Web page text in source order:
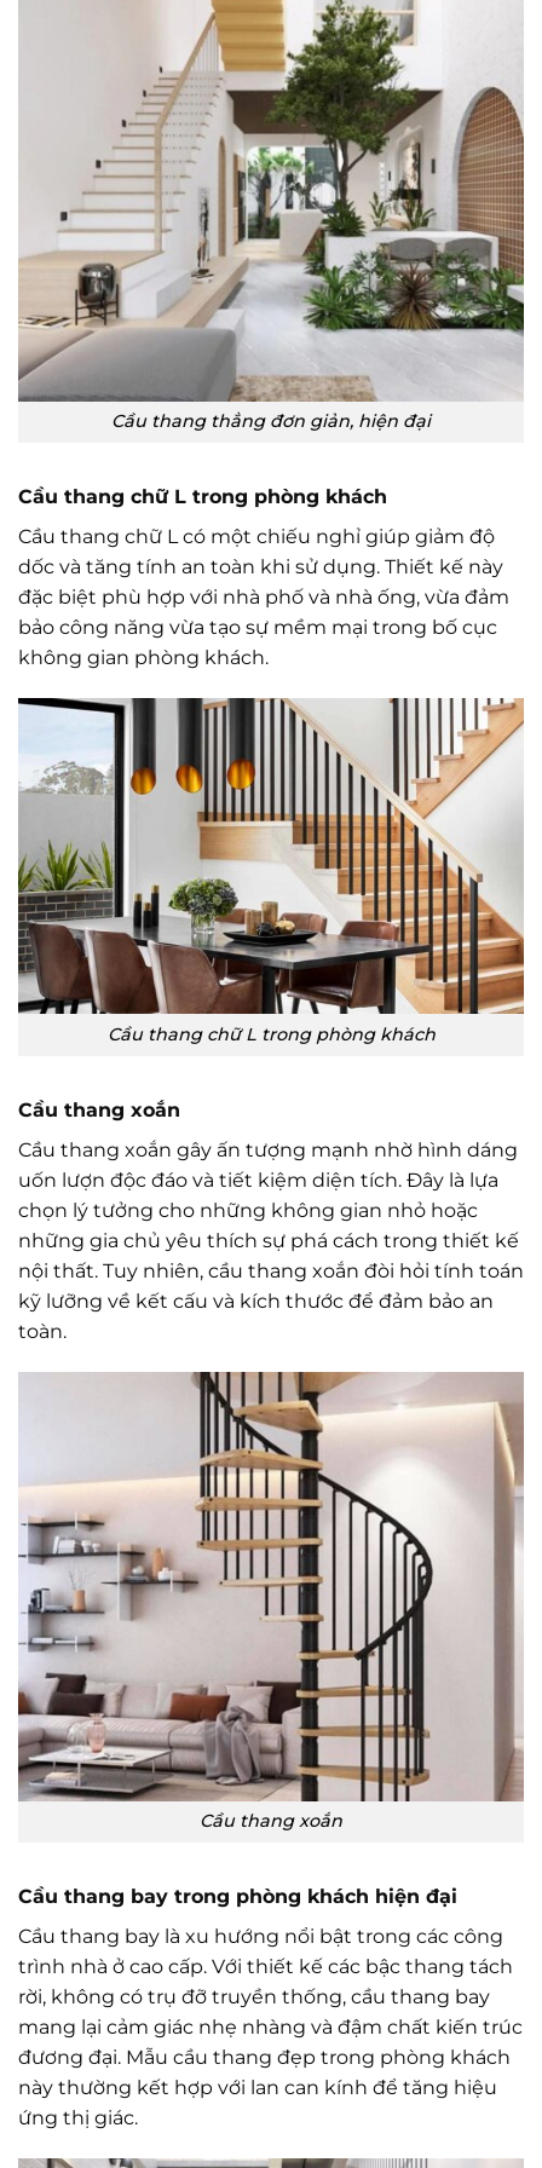
Cầu thang thẳng đơn giản, hiện đại
Cầu thang chữ L trong phòng khách
Cầu thang chữ L có một chiếu nghỉ giúp giảm độ
dốc và tăng tính an toàn khi sử dụng. Thiết kế này
đặc biệt phù hợp với nhà phố và nhà ống, vừa đảm
bảo công năng vừa tạo sự mềm mại trong bố cục
không gian phòng khách.
Cầu thang chữ L trong phòng khách
Cầu thang xoắn
Cầu thang xoắn gây ấn tượng mạnh nhờ hình dáng
uốn lượn độc đáo và tiết kiệm diện tích. Đây là lựa
chọn lý tưởng cho những không gian nhỏ hoặc
những gia chủ yêu thích sự phá cách trong thiết kế
nội thất. Tuy nhiên, cầu thang xoắn đòi hỏi tính toán
kỹ lưỡng về kết cấu và kích thước để đảm bảo an
toàn.
Cầu thang xoắn
Cầu thang bay trong phòng khách hiện đại
Cầu thang bay là xu hướng nổi bật trong các công
trình nhà ở cao cấp. Với thiết kế các bậc thang tách
rời, không có trụ đỡ truyền thống, cầu thang bay
mang lại cảm giác nhẹ nhàng và đậm chất kiến trúc
đương đại. Mẫu cầu thang đẹp trong phòng khách
này thường kết hợp với lan can kính để tăng hiệu
ứng thị giác.